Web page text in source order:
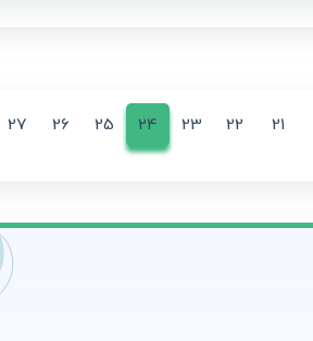
21
22
23
24
25
26
27